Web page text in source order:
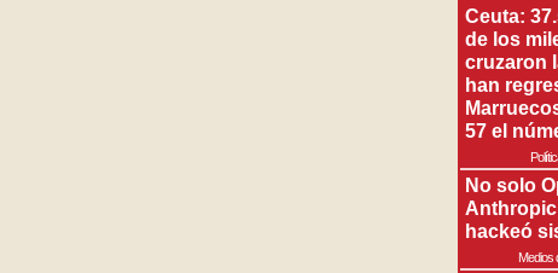
Ceuta:
de los
cruzaron
han
57 el
No solo
hackeó
Medios